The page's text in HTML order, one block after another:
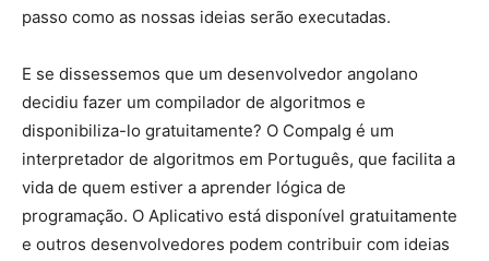
passo como as nossas ideias serão executadas.
E se dissessemos que um desenvolvedor angolano
decidiu fazer um compilador de algoritmos e
disponibiliza-lo gratuitamente? O Compalg é um
interpretador de algoritmos em Português, que facilita a
vida de quem estiver a aprender lógica de
programação. O Aplicativo está disponível gratuitamente
e outros desenvolvedores podem contribuir com ideias